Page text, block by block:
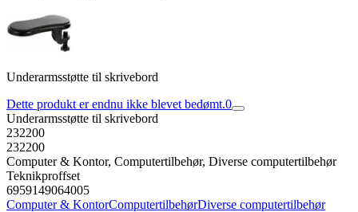
Underarmsstøtte til skrivebord
Dette produkt er endnu ikke blevet bedømt.0
Underarmsstøtte til skrivebord
232200
232200
Computer & Kontor, Computertilbehør, Diverse computertilbehør
Teknikproffset
6959149064005
Computer & KontorComputertilbehørDiverse computertilbehør